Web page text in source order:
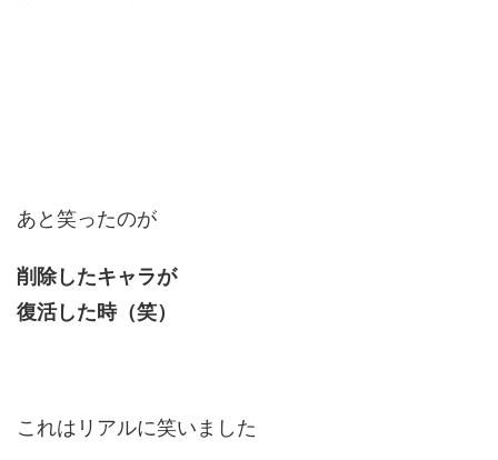
あと笑ったのが
削除したキャラが
復活した時（笑）
これはリアルに笑いました